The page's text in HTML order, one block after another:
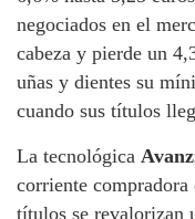
negociados en el
cabeza y pierde un
uñas y dientes su
cuando sus títulos
La tecnológica
corriente
títulos se revalorizan